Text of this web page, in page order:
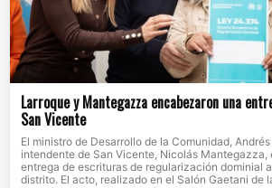
Larroque y Mantegazza encabezaron una
San Vicente
El ministro de Desarrollo de la Comunidad,
intendente de San Vicente, Nicolás Mantegazza,
entrega de escrituras de regularización dominial
distrito. El acto, realizado en el Salón Gaetani de